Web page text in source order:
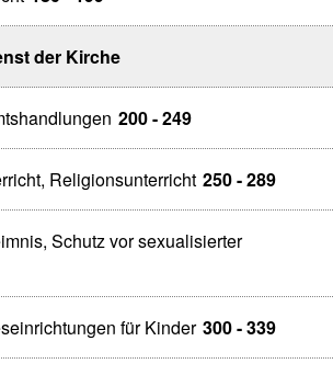
der Kirche
200 - 249
Religionsunterricht 250 - 289
Schutz vor sexualisierter
für Kinder 300 - 339